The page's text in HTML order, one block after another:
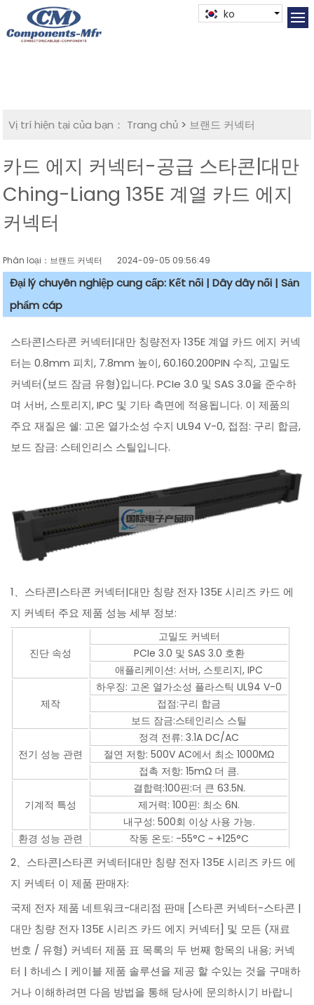
ko
Vị trí hiện tại của bạn： Trang chủ > 브랜드 커넥터
카드 에지 커넥터-공급 스타콘|대만
Ching-Liang 135E 계열 카드 에지
커넥터
Phân loại：브랜드 커넥터 2024-09-05 09:56:49
Đại lý chuyên nghiệp cung cấp: Kết nối | Dây dây nối | Sản
phẩm cáp
스타콘|스타콘 커넥터|대만 칭량전자 135E 계열 카드 에지 커넥
터는 0.8mm 피치, 7.8mm 높이, 60.160.200PIN 수직, 고밀도
커넥터(보드 잠금 유형)입니다. PCIe 3.0 및 SAS 3.0을 준수하
며 서버, 스토리지, IPC 및 기타 측면에 적용됩니다. 이 제품의
주요 재질은 쉘: 고온 열가소성 수지 UL94 V-0, 접점: 구리 합금,
보드 잠금: 스테인리스 스틸입니다.
1、스타콘|스타콘 커넥터|대만 칭량 전자 135E 시리즈 카드 에
지 커넥터 주요 제품 성능 세부 정보:
진단 속성
고밀도 커넥터
PCIe 3.0 및 SAS 3.0 호환
애플리케이션: 서버, 스토리지, IPC
제작
하우징: 고온 열가소성 플라스틱 UL94 V-0
접점:구리 합금
보드 잠금:스테인리스 스틸
전기 성능 관련
정격 전류: 3.1A DC/AC
절연 저항: 500V AC에서 최소 1000MΩ
접촉 저항: 15mΩ 더 큼.
기계적 특성
결합력:100핀:더 큰 63.5N.
제거력: 100핀: 최소 6N.
내구성: 500회 이상 사용 가능.
환경 성능 관련
작동 온도: -55°C ~ +125°C
2、스타콘|스타콘 커넥터|대만 칭량 전자 135E 시리즈 카드 에
지 커넥터 이 제품 판매자:
국제 전자 제품 네트워크-대리점 판매 [스타콘 커넥터-스타콘 |
대만 칭량 전자 135E 시리즈 카드 에지 커넥터] 및 모든 (재료
번호 / 유형) 커넥터 제품 표 목록의 두 번째 항목의 내용; 커넥
터 | 하네스 | 케이블 제품 솔루션을 제공 할 수있는 것을 구매하
거나 이해하려면 다음 방법을 통해 당사에 문의하시기 바랍니